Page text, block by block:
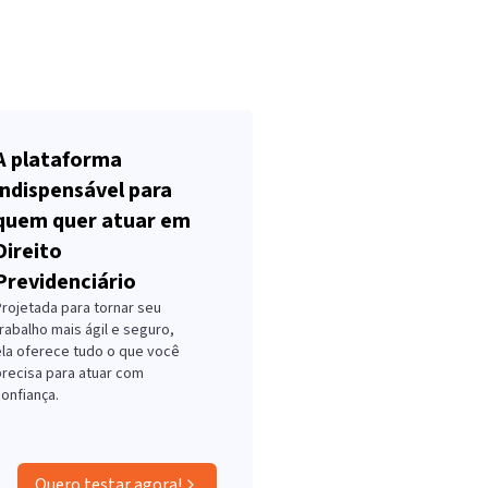
plataforma
para
quer atuar em
para tornar seu
mais ágil e seguro,
oferece tudo o que você
para atuar com